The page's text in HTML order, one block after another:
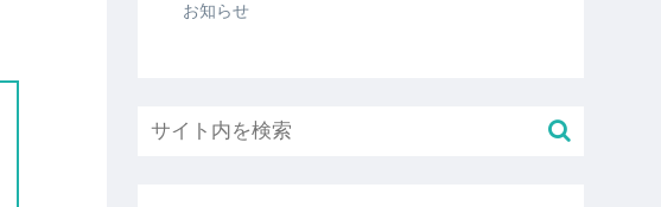
お知らせ